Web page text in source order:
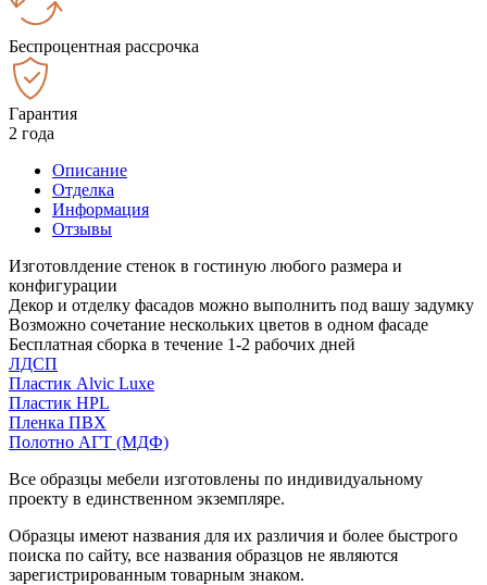
Беспроцентная рассрочка
Гарантия
2 года
Описание
Отделка
Информация
Отзывы
Изготовлдение стенок в гостиную любого размера и
конфигурации
Декор и отделку фасадов можно выполнить под вашу задумку
Возможно сочетание нескольких цветов в одном фасаде
Бесплатная сборка в течение 1-2 рабочих дней
ЛДСП
Пластик Alvic Luxe
Пластик HPL
Пленка ПВХ
Полотно АГТ (МДФ)
Все образцы мебели изготовлены по индивидуальному
проекту в единственном экземпляре.
Образцы имеют названия для их различия и более быстрого
поиска по сайту, все названия образцов не являются
зарегистрированным товарным знаком.